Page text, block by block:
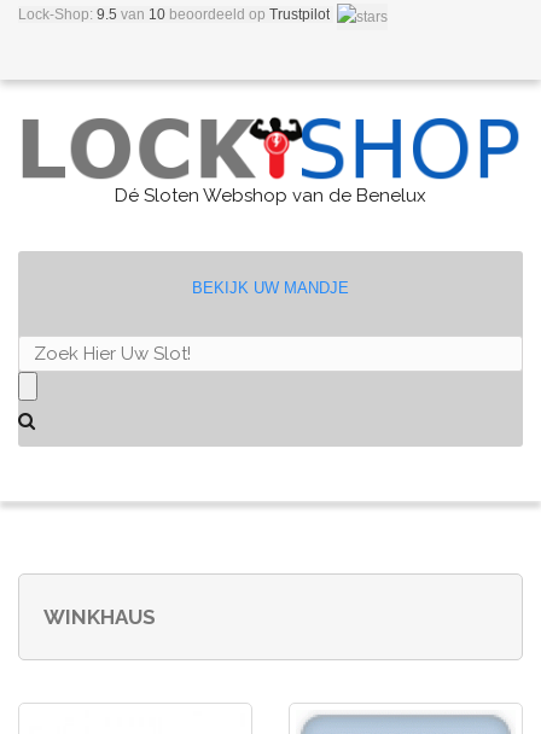
Lock-Shop: 9.5 van 10 beoordeeld op Trustpilot
Dé Sloten Webshop van de Benelux
BEKIJK UW MANDJE
WINKHAUS